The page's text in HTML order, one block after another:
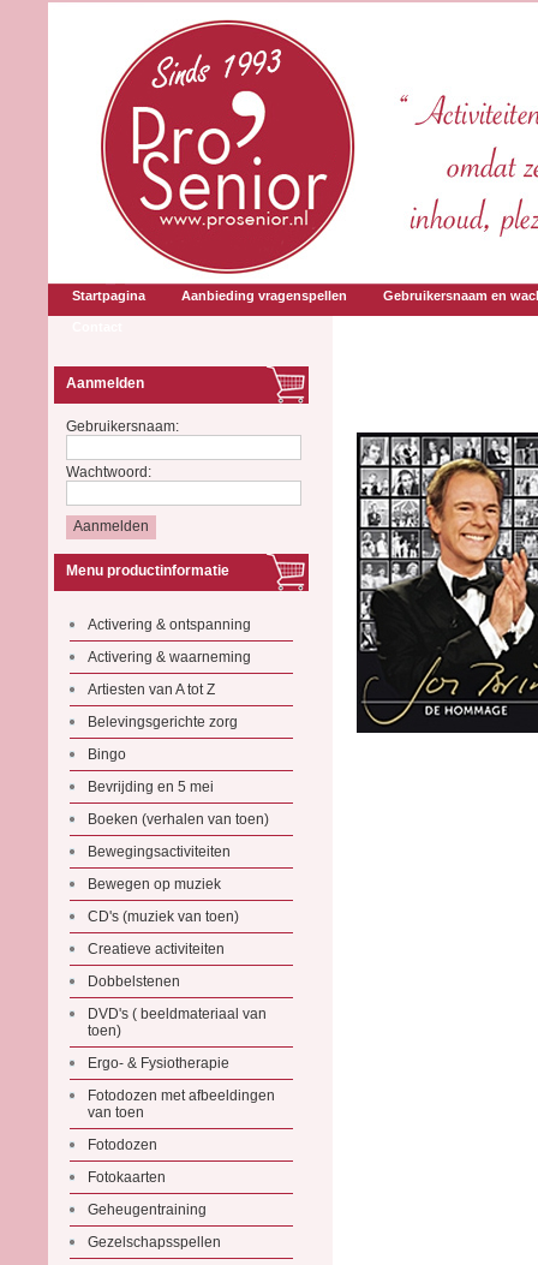
Startpagina Aanbieding vragenspellen Gebruikersnaam en
Aanmelden
Gebruikersnaam:
Wachtwoord:
Menu productinformatie
Activering & ontspanning
Activering & waarneming
Artiesten van A tot Z
Belevingsgerichte zorg
Bingo
Bevrijding en 5 mei
Boeken (verhalen van toen)
Bewegingsactiviteiten
Bewegen op muziek
CD's (muziek van toen)
Creatieve activiteiten
Dobbelstenen
DVD's ( beeldmateriaal van
toen)
Ergo- & Fysiotherapie
Fotodozen met afbeeldingen
van toen
Fotodozen
Fotokaarten
Geheugentraining
Gezelschapsspellen